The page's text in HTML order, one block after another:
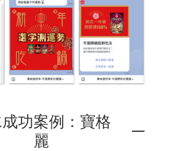
功案例：寶格
麗